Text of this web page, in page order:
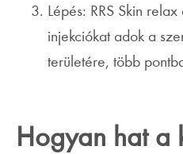
Lépés: RRS Skin
injekciókat adok a
területére, több
Hogyan hat a